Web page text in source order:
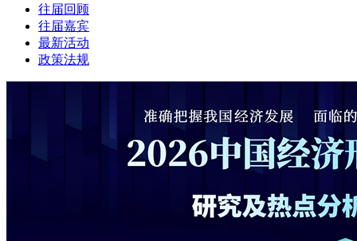
往届回顾
往届嘉宾
最新活动
政策法规